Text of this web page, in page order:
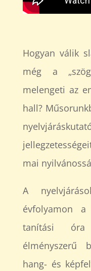
Hogyan válik
még a
melengeti az
hall?
mai
A
évfolyamon
tanítási
élményszerű
hang- és